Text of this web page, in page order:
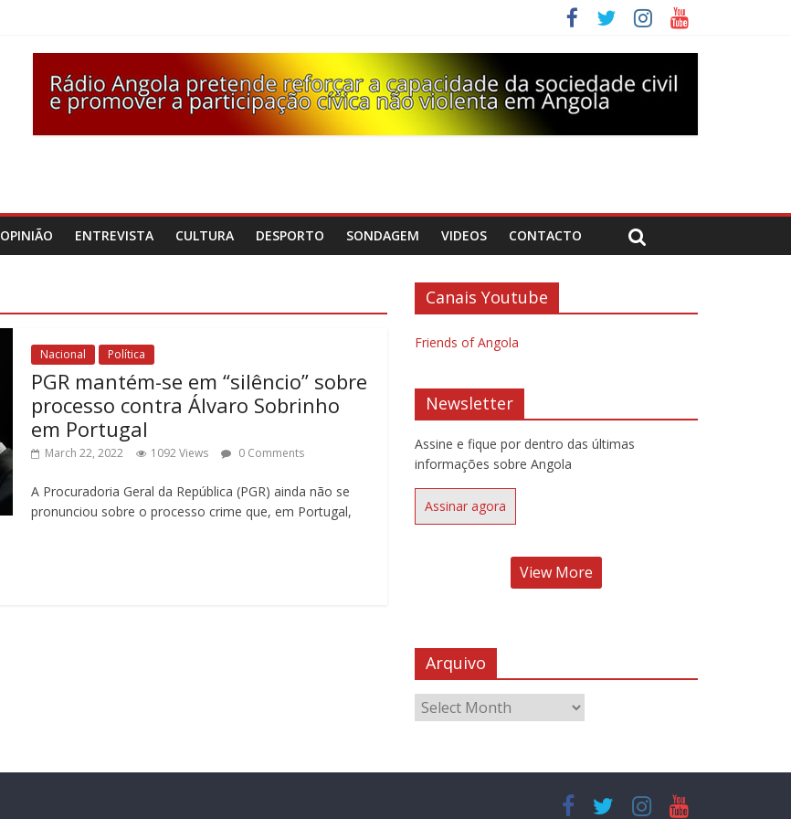
OPINIÃO ENTREVISTA CULTURA DESPORTO SONDAGEM VIDEOS CONTACTO
Nacional Política
PGR mantém-se em “silêncio” sobre
processo contra Álvaro Sobrinho
em Portugal
March 22, 2022 1092 Views 0 Comments
A Procuradoria Geral da República (PGR) ainda não se
pronunciou sobre o processo crime que, em Portugal,
Canais Youtube
Friends of Angola
Newsletter
Assine e fique por dentro das últimas
informações sobre Angola
Assinar agora
View More
Arquivo